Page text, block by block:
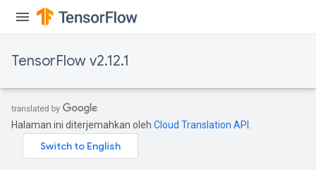
TensorFlow v2.12.1
Halaman ini diterjemahkan oleh Cloud Translation API